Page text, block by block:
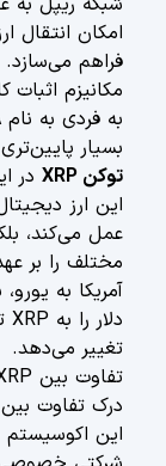
امکان انتقال
فراهم
مکانیزم
بسیار
توکن XRP
در
این ارز
عمل می‌کند،
مختلف را بر
آمریکا به
تغییر می‌دهد.
تفاوت بین Ripple، XRP و RippleNet
درک تفاوت
این